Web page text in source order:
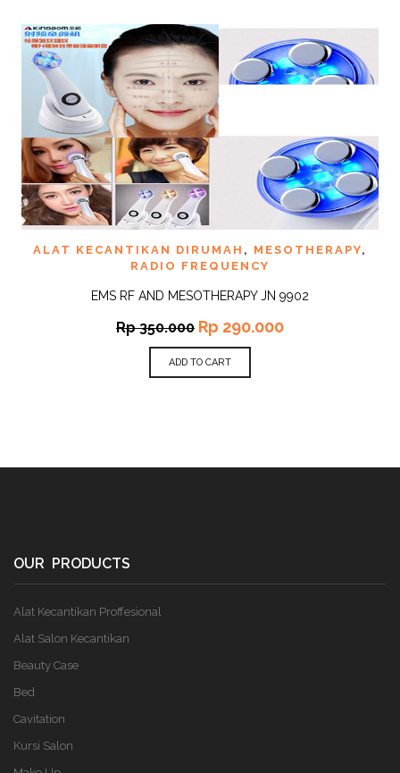
ALAT KECANTIKAN DIRUMAH , MESOTHERAPY,
RADIO FREQUENCY
EMS RF AND MESOTHERAPY JN 9902
Rp350.000 Rp 290.000
ADD TO CART
OUR PRODUCTS
Alat Kecantikan Proffesional
Alat Salon Kecantikan
Beauty Case
Bed
Cavitation
Kursi Salon